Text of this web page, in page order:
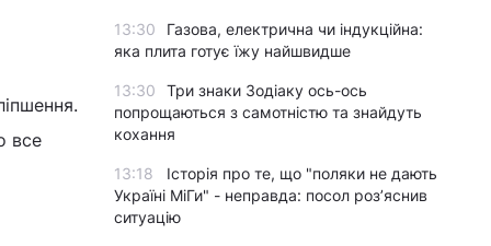
все
13:30
Газова, електрична чи індукційна:
яка плита готує їжу найшвидше
13:30
Три знаки Зодіаку ось-ось
попрощаються з самотністю та знайдуть
кохання
13:18
Історія про те, що "поляки не дають
Україні МіГи" - неправда: посол роз’яснив
ситуацію